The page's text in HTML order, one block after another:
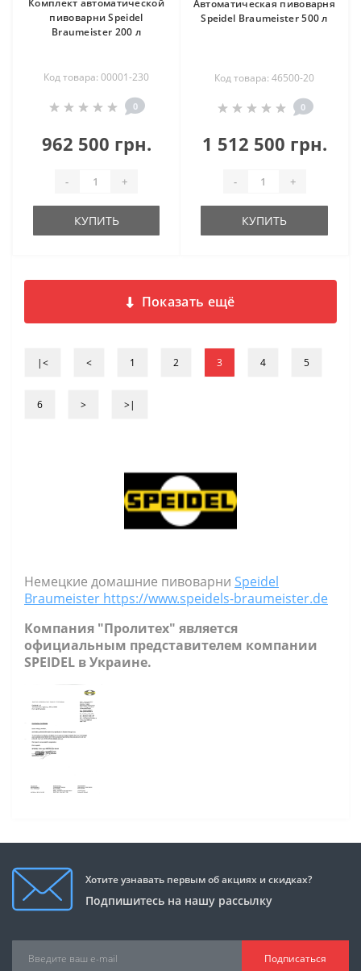
Комплект автоматической
пивоварни Speidel
Braumeister 200 л
Код товара: 00001-230
0
962 500 грн.
- +
КУПИТЬ
Автоматическая пивоварня
Speidel Braumeister 500 л
Код товара: 46500-20
0
1 512 500 грн.
- +
КУПИТЬ
Показать ещё
|< < 1 2 3 4 5
6 > >|
Немецкие домашние пивоварни Speidel
Braumeister https://www.speidels-braumeister.de
Компания "Пролитех" является
официальным представителем компании
SPEIDEL в Украине.
Хотите узнавать первым об акциях и скидках?
Подпишитесь на нашу рассылку
Подписаться